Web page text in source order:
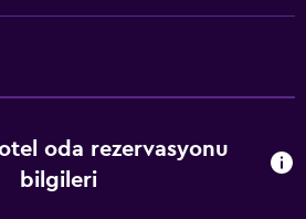
oda rezervasyonu
bilgileri